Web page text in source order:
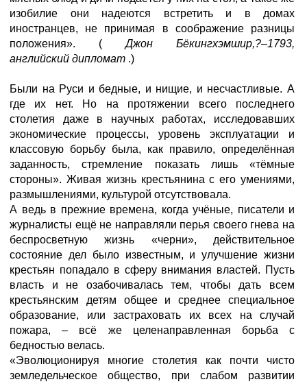
изобилие они надеются встретить и в домах
иностранцев, не принимая в соображение разницы
положения». (Джон Бёкингхэмшир,?–1793,
английский дипломат .)
Были на Руси и бедные, и нищие, и несчастливые. А
где их нет. Но на протяжении всего последнего
столетия даже в научных работах, исследовавших
экономические процессы, уровень эксплуатации и
классовую борьбу была, как правило, определённая
заданность, стремление показать лишь «тёмные
стороны». Живая жизнь крестьянина с его умениями,
размышлениями, культурой отсутствовала.
А ведь в прежние времена, когда учёные, писатели и
журналисты ещё не направляли перья своего гнева на
беспросветную жизнь «черни», действительное
состояние дел было известным, и улучшение жизни
крестьян попадало в сферу внимания властей. Пусть
власть и не озабочивалась тем, чтобы дать всем
крестьянским детям общее и среднее специальное
образование, или застраховать их всех на случай
пожара, – всё же целенаправленная борьба с
бедностью велась.
«Эволюционируя многие столетия как почти чисто
земледельческое общество, при слабом развитии